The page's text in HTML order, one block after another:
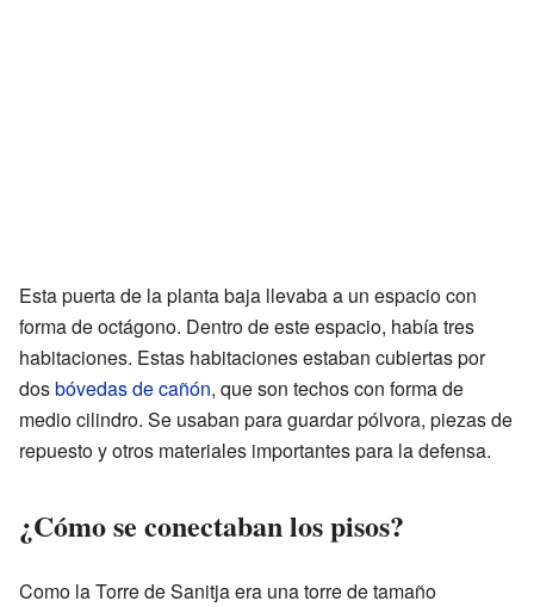
Esta puerta de la planta baja llevaba a un espacio con
forma de octágono. Dentro de este espacio, había tres
habitaciones. Estas habitaciones estaban cubiertas por
dosbóvedas de cañón, que son techos con forma de
medio cilindro. Se usaban para guardar pólvora, piezas de
repuesto y otros materiales importantes para la defensa.
¿Cómo se conectaban los pisos?
Como la Torre de Sanitja era una torre de tamaño